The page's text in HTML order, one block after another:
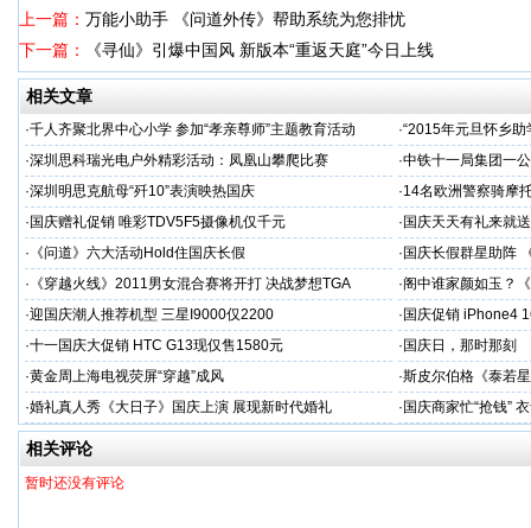
上一篇： 万能小助手 《问道外传》帮助系统为您排忧
下一篇：
《寻仙》引爆中国风 新版本“重返天庭”今日上线
相关文章
·千人齐聚北界中心小学 参加“孝亲尊师”主题教育活动 ·“2015年元旦怀乡
·深圳思科瑞光电户外精彩活动：凤凰山攀爬比赛 ·中铁十一局集团一
·深圳明思克航母“歼10”表演映热国庆 ·14名欧洲警察骑摩
· 国庆赠礼促销 唯彩TDV5F5摄像机仅千元 · 国庆天天有礼来就
· 《问道》六大活动Hold住国庆长假 · 国庆长假群星助阵
· 《穿越火线》2011男女混合赛将开打 决战梦想TGA ·阁中谁家颜如玉？
·迎国庆潮人推荐机型 三星I9000仅2200 · 国庆促销 iPhone4
·十一国庆大促销 HTC G13现仅售1580元 · 国庆日，那时那刻
·黄金周上海电视荧屏“穿越”成风 ·斯皮尔伯格《泰若
·婚礼真人秀《大日子》国庆上演 展现新时代婚礼 · 国庆商家忙“抢钱”
相关评论
暂时还没有评论